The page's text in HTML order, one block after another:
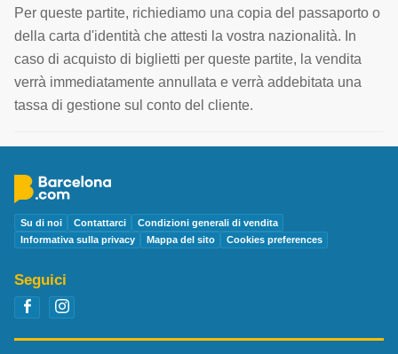
Per queste partite, richiediamo una copia del passaporto o
della carta d'identità che attesti la vostra nazionalità. In
caso di acquisto di biglietti per queste partite, la vendita
verrà immediatamente annullata e verrà addebitata una
tassa di gestione sul conto del cliente.
Su di noi Contattarci
Condizioni generali di vendita
Informativa sulla privacy
Mappa del sito Cookies preferences
Seguici